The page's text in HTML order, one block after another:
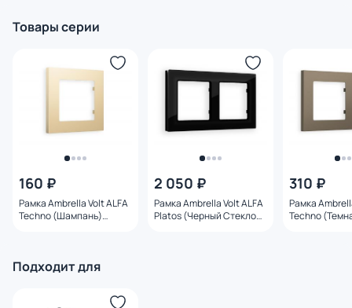
Товары серии
160 ₽
Рамка Ambrella Volt ALFA
Techno (Шампань)
2 050 ₽
Рамка Ambrella Volt ALFA
Platos (Черный Стекло
310 ₽
Рамка
Techno
Подходит для